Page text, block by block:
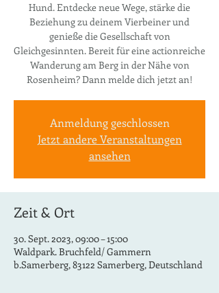
Hund. Entdecke neue Wege, stärke die
Beziehung zu deinem Vierbeiner und
genieße die Gesellschaft von
Gleichgesinnten. Bereit für eine actionreiche
Wanderung am Berg in der Nähe von
Rosenheim? Dann melde dich jetzt an!
Anmeldung geschlossen
Jetzt andere Veranstaltungen
ansehen
Zeit & Ort
30. Sept. 2023, 09:00 – 15:00
Waldpark. Bruchfeld/ Gammern
b.Samerberg, 83122 Samerberg, Deutschland